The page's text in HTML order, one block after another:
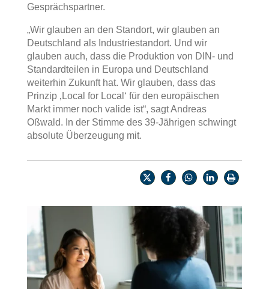
Gesprächspartner.
„Wir glauben an den Standort, wir glauben an
Deutschland als Industriestandort. Und wir
glauben auch, dass die Produktion von DIN- und
Standardteilen in Europa und Deutschland
weiterhin Zukunft hat. Wir glauben, dass das
Prinzip ‚Local for Local‘ für den europäischen
Markt immer noch valide ist“, sagt Andreas
Oßwald. In der Stimme des 39-Jährigen schwingt
absolute Überzeugung mit.